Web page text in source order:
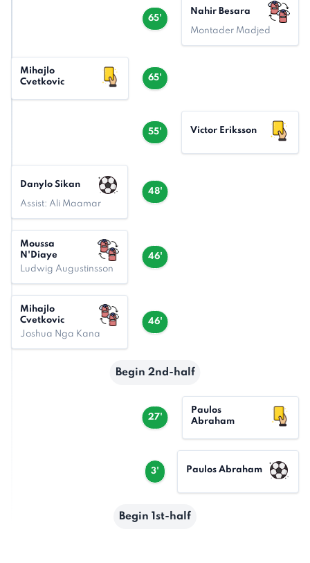
65'
Nahir Besara
Montader Madjed
65'
Mihajlo
Cvetkovic
55' Victor Eriksson
48'
Danylo Sikan
Assist: Ali Maamar
46'
Moussa
N'Diaye
Ludwig Augustinsson
46'
Mihajlo
Cvetkovic
Joshua Nga Kana
Begin 2nd-half
27'
Paulos
Abraham
3' Paulos Abraham
Begin 1st-half